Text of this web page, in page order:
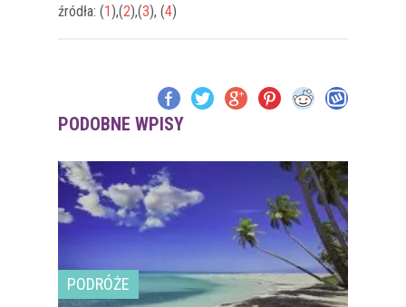
źródła: (1),(2),(3), (4)
PODOBNE WPISY
PODRÓŻE